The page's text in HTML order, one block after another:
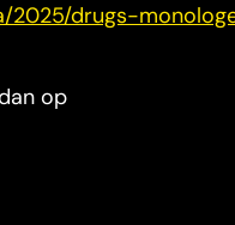
2025/drugs-
op